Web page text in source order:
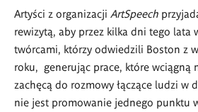
Artyści z organizacji ArtSpeech
rewizytą, aby przez kilka dni tego lata
twórcami, którzy odwiedzili Boston z
roku, generując prace, które wciągną
zachęcą do rozmowy łączące ludzi w
nie jest promowanie jednego punktu